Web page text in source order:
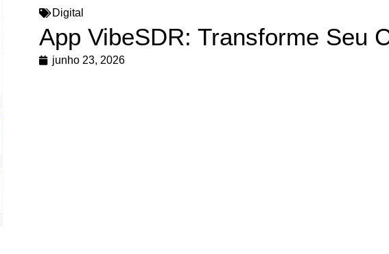
Digital
App VibeSDR: Transforme Seu
junho 23, 2026